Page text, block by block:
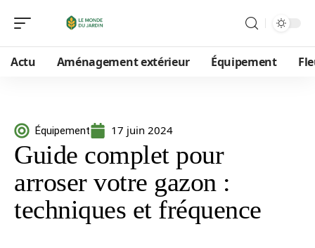
Actu Aménagement extérieur Équipement
Équipement 17 juin 2024
Guide complet pour
arroser votre gazon :
techniques et fréquence